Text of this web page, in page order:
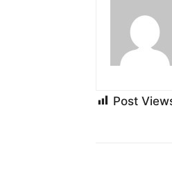
Post